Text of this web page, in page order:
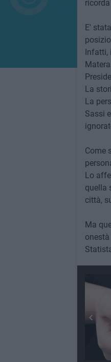
E'
La
La
Sassi
Come
Lo
quella
città,
Ma